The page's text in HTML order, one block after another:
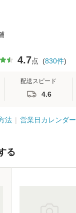
4.7点 (830件)
配送スピード
4.6
法 営業日カレンダー
る